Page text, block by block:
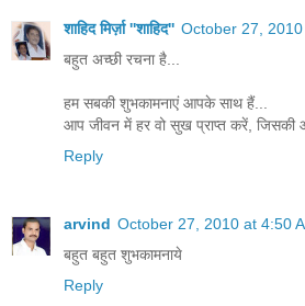
शाहिद मिर्ज़ा ''शाहिद'' October 27,
बहुत अच्छी रचना है...
हम सबकी शुभकामनाएं आपके साथ हैं...
आप जीवन में हर वो सुख प्राप्त करें, जिसकी
Reply
arvind October 27, 2010 at 4:50
बहुत बहुत शुभकामनाये
Reply